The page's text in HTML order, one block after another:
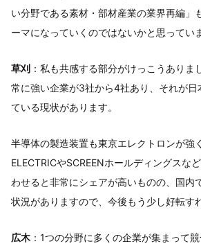
い分野である素材・部材産業の業界再編」
ーマになっていくのではないかと思ってい
草刈 ：私も共感する部分がけっこうありま
常に強い企業が3社から4社あり、それが日
ている現状があります。
半導体の製造装置も東京エレクトロンが強
ELECTRICやSCREENホールディングスな
わせると非常にシェアが高いものの、国内
状況がありますので、今後もう少し好転す
広木 ：1つの分野に多くの企業が集まって